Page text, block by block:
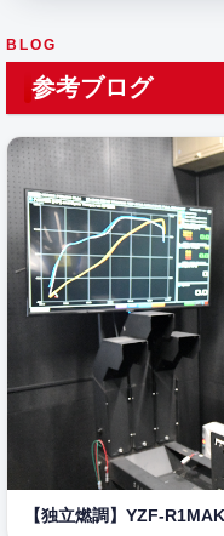
BLOG
参考ブログ
【独立燃調】YZF-